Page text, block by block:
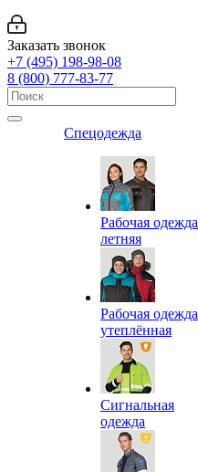
Заказать звонок
+7 (495) 198-98-08
8 (800) 777-83-77
Спецодежда
Рабочая одежда
летняя
Рабочая одежда
утеплённая
Сигнальная
одежда